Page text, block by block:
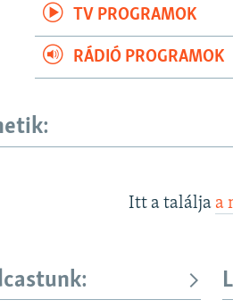
TV PROGRAMOK
RÁDIÓ PROGRAMOK
Itt a találja a